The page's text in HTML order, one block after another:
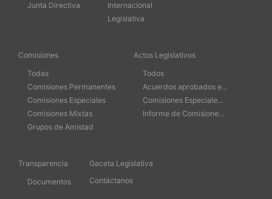
Junta Directiva
Internacional
Legislativa
Comisiones
Todas
Comisiones Permanentes
Comisiones Especiales
Comisiones Mixtas
Grupos de Amistad
Actos Legislativos
Todos
Acuerdos aprobados e...
Comisiones Especiale...
Informe de Comisione...
Transparencia
Documentos
Gaceta Legislativa
Contáctanos